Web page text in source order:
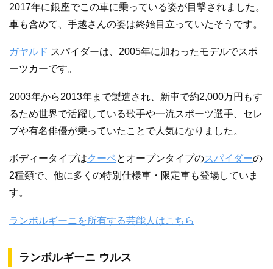
2017年に銀座でこの車に乗っている姿が目撃されました。
車も含めて、手越さんの姿は終始目立っていたそうです。
ガヤルド スパイダーは、2005年に加わったモデルでスポ
ーツカーです。
2003年から2013年まで製造され、新車で約2,000万円もす
るため世界で活躍している歌手や一流スポーツ選手、セレ
ブや有名俳優が乗っていたことで人気になりました。
ボディータイプはクーペとオープンタイプのスパイダーの
2種類で、他に多くの特別仕様車・限定車も登場していま
す。
ランボルギーニを所有する芸能人はこちら
ランボルギーニ ウルス